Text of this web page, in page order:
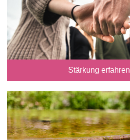
Stärkung erfahren